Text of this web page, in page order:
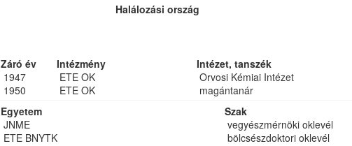
Halálozási ország
Záró év Intézmény
Intézet, tanszék
1947 ETE OK
Orvosi Kémiai Intézet
1950 ETE OK
magántanár
Egyetem
Szak
JNME
vegyészmérnöki oklevél
ETE BNYTK
bölcsészdoktori oklevél